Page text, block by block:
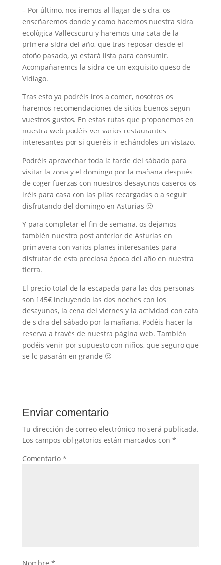
– Por último, nos iremos al llagar de sidra, os
enseñaremos donde y como hacemos nuestra sidra
ecológica Valleoscuru y haremos una cata de la
primera sidra del año, que tras reposar desde el
otoño pasado, ya estará lista para consumir.
Acompañaremos la sidra de un exquisito queso de
Vidiago.
Tras esto ya podréis iros a comer, nosotros os
haremos recomendaciones de sitios buenos según
vuestros gustos. En estas rutas que proponemos en
nuestra web podéis ver varios restaurantes
interesantes por si queréis ir echándoles un vistazo.
Podréis aprovechar toda la tarde del sábado para
visitar la zona y el domingo por la mañana después
de coger fuerzas con nuestros desayunos caseros os
iréis para casa con las pilas recargadas o a seguir
disfrutando del domingo en Asturias 🙂
Y para completar el fin de semana, os dejamos
también nuestro post anterior de Asturias en
primavera con varios planes interesantes para
disfrutar de esta preciosa época del año en nuestra
tierra.
El precio total de la escapada para las dos personas
son 145€ incluyendo las dos noches con los
desayunos, la cena del viernes y la actividad con cata
de sidra del sábado por la mañana. Podéis hacer la
reserva a través de nuestra página web. También
podéis venir por supuesto con niños, que seguro que
se lo pasarán en grande 🙂
Enviar comentario
Tu dirección de correo electrónico no será publicada.
Los campos obligatorios están marcados con *
Comentario *
Nombre *